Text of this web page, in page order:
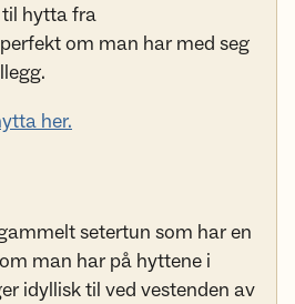
hytta fra
om man har med seg
her.
setertun som har en
man har på hyttene i
idyllisk til ved vestenden av